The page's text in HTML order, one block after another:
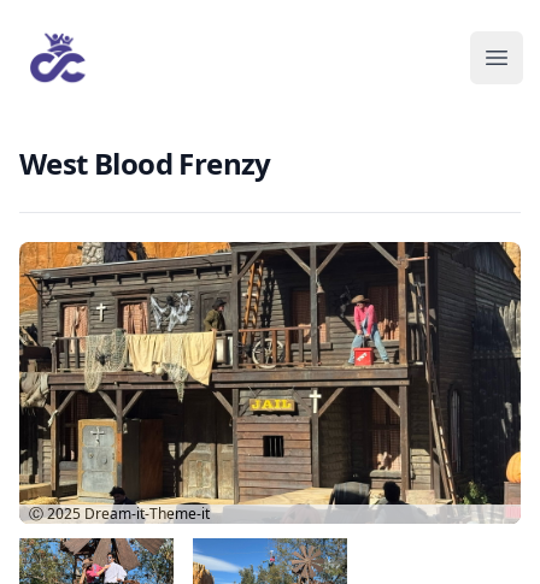
West Blood Frenzy
Ⓒ 2025 Dream-it-Theme-it